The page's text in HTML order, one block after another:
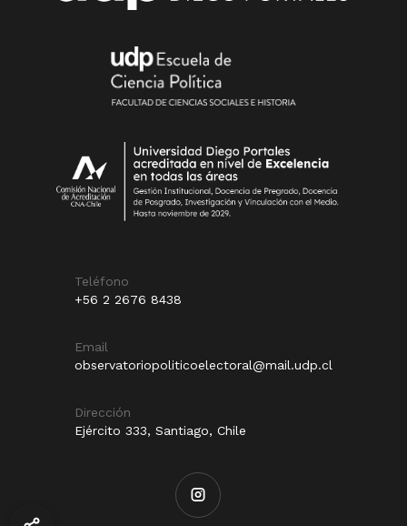
Teléfono
+56 2 2676 8438
Email
observatoriopoliticoelectoral@mail.udp.cl
Dirección
Ejército 333, Santiago, Chile